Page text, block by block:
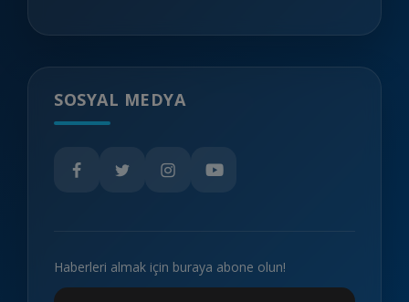
SOSYAL MEDYA
Haberleri almak için buraya abone olun!